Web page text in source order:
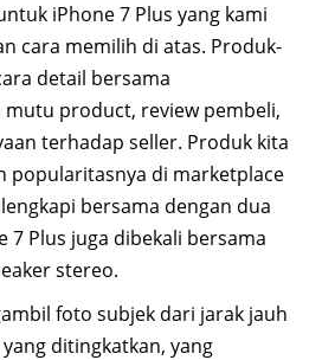
iPhone 7 Plus yang kami
cara memilih di atas. Produk-
detail bersama
product, review pembeli,
terhadap seller. Produk kita
popularitasnya di marketplace
bersama dengan dua
7 Plus juga dibekali bersama
stereo.
foto subjek dari jarak jauh
ditingkatkan, yang